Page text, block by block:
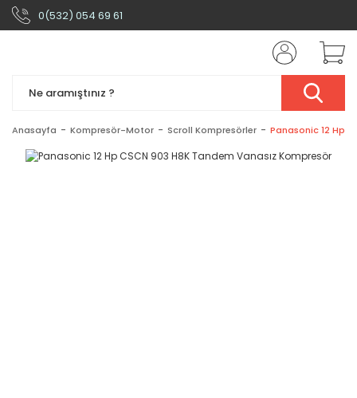
0(532) 054 69 61
Anasayfa Kompresör-Motor Scroll Kompresörler Panasonic 12 Hp